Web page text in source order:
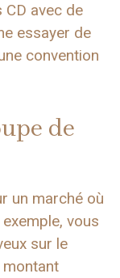
avec de
essayer de
convention
de
un marché où
vous
sur le
montant